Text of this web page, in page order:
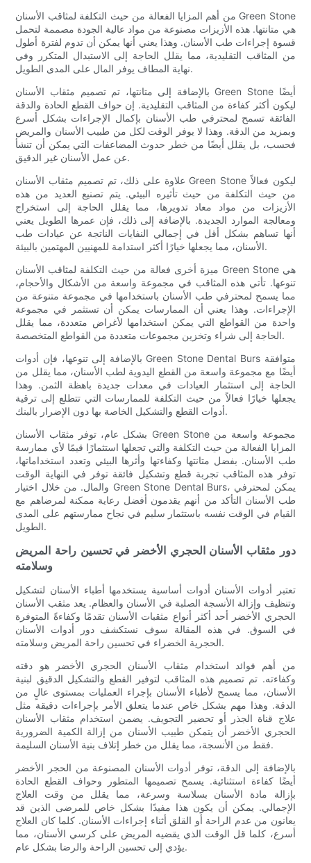
من أهم المزايا الفعالة من حيث التكلفة لمثاقب الأسنان Green Stone
هي متانتها. هذه الأزيزات مصنوعة من مواد عالية الجودة مصممة لتحمل
قسوة إجراءات طب الأسنان. وهذا يعني أنها يمكن أن تدوم لفترة أطول
من المثاقب التقليدية، مما يقلل الحاجة إلى الاستبدال المتكرر وفي
نهاية المطاف يوفر المال على المدى الطويل.
بالإضافة إلى متانتها، تم تصميم مثقاب الأسنان Green Stone أيضًا
ليكون أكثر كفاءة من المثاقب التقليدية. إن حواف القطع الحادة والدقة
الفائقة تسمح لمحترفي طب الأسنان بإكمال الإجراءات بشكل أسرع
وبمزيد من الدقة. وهذا لا يوفر الوقت لكل من طبيب الأسنان والمريض
فحسب، بل يقلل أيضًا من خطر حدوث المضاعفات التي يمكن أن تنشأ
عن عمل الأسنان غير الدقيق.
علاوة على ذلك، تم تصميم مثقاب الأسنان Green Stone ليكون فعالاً
من حيث التكلفة من حيث تأثيره البيئي. يتم تصنيع العديد من هذه
الأزيزات من مواد معاد تدويرها، مما يقلل الحاجة إلى استخراج
ومعالجة الموارد الجديدة. بالإضافة إلى ذلك، فإن عمرها الطويل يعني
أنها تساهم بشكل أقل في إجمالي النفايات الناتجة عن عيادات طب
الأسنان، مما يجعلها خيارًا أكثر استدامة للمهنيين المهتمين بالبيئة.
ميزة أخرى فعالة من حيث التكلفة لمثاقب الأسنان Green Stone هي
تنوعها. تأتي هذه المثاقب في مجموعة واسعة من الأشكال والأحجام،
مما يسمح لمحترفي طب الأسنان باستخدامها في مجموعة متنوعة من
الإجراءات. وهذا يعني أن الممارسات يمكن أن تستثمر في مجموعة
واحدة من القواطع التي يمكن استخدامها لأغراض متعددة، مما يقلل
الحاجة إلى شراء وتخزين مجموعات متعددة من القواطع المتخصصة.
بالإضافة إلى تنوعها، فإن أدوات Green Stone Dental Burs متوافقة
أيضًا مع مجموعة واسعة من القطع اليدوية لطب الأسنان، مما يقلل من
الحاجة إلى استثمار العيادات في معدات جديدة باهظة الثمن. وهذا
يجعلها خيارًا فعالاً من حيث التكلفة للممارسات التي تتطلع إلى ترقية
أدوات القطع والتشكيل الخاصة بها دون الإضرار بالبنك.
بشكل عام، توفر مثقاب الأسنان Green Stone مجموعة واسعة من
المزايا الفعالة من حيث التكلفة والتي تجعلها استثمارًا قيمًا لأي ممارسة
طب الأسنان. بفضل متانتها وكفاءتها وأثرها البيئي وتعدد استخداماتها،
توفر هذه المثاقب تجربة قطع وتشكيل فائقة توفر في النهاية الوقت
والمال. من خلال اختيار Green Stone Dental Burs، يمكن لمحترفي
طب الأسنان التأكد من أنهم يقدمون أفضل رعاية ممكنة لمرضاهم مع
القيام في الوقت نفسه باستثمار سليم في نجاح ممارستهم على المدى
الطويل.
دور مثقاب الأسنان الحجري الأخضر في تحسين راحة المريض
وسلامته
تعتبر أدوات الأسنان أدوات أساسية يستخدمها أطباء الأسنان لتشكيل
وتنظيف وإزالة الأنسجة الصلبة في الأسنان والعظام. يعد مثقب الأسنان
الحجري الأخضر أحد أكثر أنواع مثقبات الأسنان تقدمًا وكفاءةً المتوفرة
في السوق. في هذه المقالة سوف نستكشف دور أدوات الأسنان
الحجرية الخضراء في تحسين راحة المريض وسلامته.
من أهم فوائد استخدام مثقاب الأسنان الحجري الأخضر هو دقته
وكفاءته. تم تصميم هذه المثاقب لتوفير القطع والتشكيل الدقيق لبنية
الأسنان، مما يسمح لأطباء الأسنان بإجراء العمليات بمستوى عالٍ من
الدقة. وهذا مهم بشكل خاص عندما يتعلق الأمر بإجراءات دقيقة مثل
علاج قناة الجذر أو تحضير التجويف. يضمن استخدام مثقاب الأسنان
الحجري الأخضر أن يتمكن طبيب الأسنان من إزالة الكمية الضرورية
فقط من الأنسجة، مما يقلل من خطر إتلاف بنية الأسنان السليمة.
بالإضافة إلى الدقة، توفر أدوات الأسنان المصنوعة من الحجر الأخضر
أيضًا كفاءة استثنائية. يسمح تصميمها المتطور وحواف القطع الحادة
بإزالة مادة الأسنان بسلاسة وسرعة، مما يقلل من وقت العلاج
الإجمالي. يمكن أن يكون هذا مفيدًا بشكل خاص للمرضى الذين قد
يعانون من عدم الراحة أو القلق أثناء إجراءات الأسنان. كلما كان العلاج
أسرع، كلما قل الوقت الذي يقضيه المريض على كرسي الأسنان، مما
يؤدي إلى تحسين الراحة والرضا بشكل عام.